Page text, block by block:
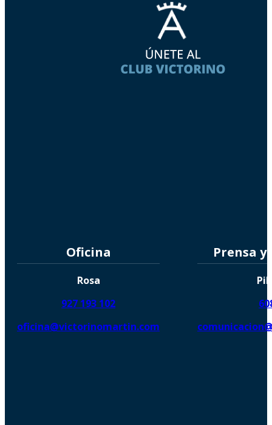
Oficina
Rosa
927 193 102
oficina@victorinomartin.com
Prensa